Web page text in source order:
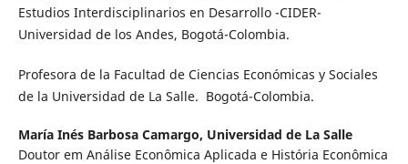
Estudios Interdisciplinarios en Desarrollo -CIDER-
Universidad de los Andes, Bogotá-Colombia.
Profesora de la Facultad de Ciencias Económicas y Sociales
de la Universidad de La Salle. Bogotá-Colombia.
María Inés Barbosa Camargo, Universidad de La Salle
Doutor em Análise Econômica Aplicada e História Econômica